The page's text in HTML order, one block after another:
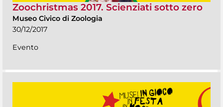
Zoochristmas 2017. Scienziati sotto zero
Museo Civico di Zoologia
30/12/2017
Evento